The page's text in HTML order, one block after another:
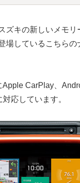
ズキの新しいメモリ
場しているこちらの
CarPlay、
応しています。